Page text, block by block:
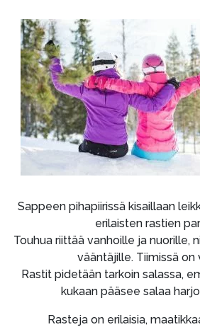
Sappeen pihapiirissä kisaillaan
erilaisten rastien
Touhua riittää vanhoille ja nuorille,
vääntäjille. Tiimissä on
Rastit pidetään tarkoin salassa,
kukaan pääsee salaa
Rasteja on erilaisia,